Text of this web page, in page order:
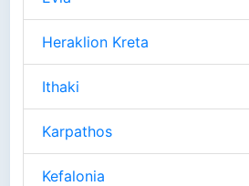
Heraklion Kreta
Ithaki
Karpathos
Kefalonia